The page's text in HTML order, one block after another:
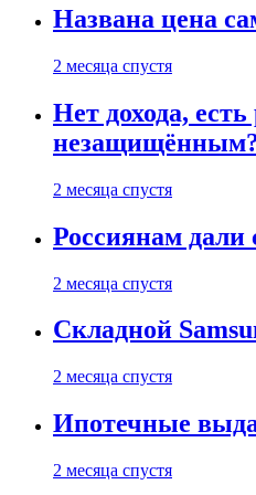
Названа цена
2 месяца спустя
Нет дохода,
2 месяца спустя
Россиянам дали
2 месяца спустя
Складной
2 месяца спустя
Ипотечные
2 месяца спустя